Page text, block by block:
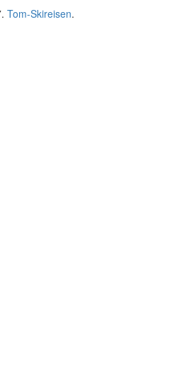
Tom-Skireisen.